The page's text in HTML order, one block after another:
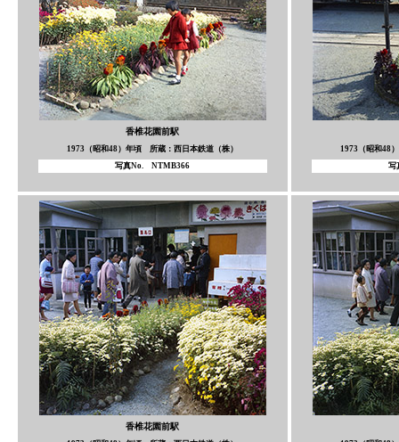
香椎花園前駅
1973（昭和48）年頃 所蔵：西日本鉄道（株）
写真No. NTMB366
1973（昭和48
写
香椎花園前駅